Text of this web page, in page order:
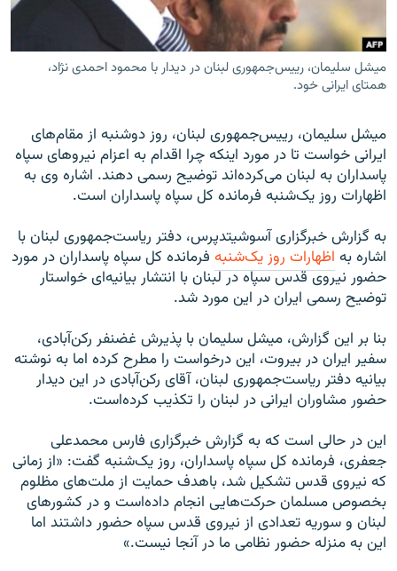
زبان‌های دیگر
میشل سلیمان، رییس‌جمهوری لبنان در دیدار با محمود احمدی نژاد،
همتای ایرانی خود.
میشل سلیمان، رییس‌جمهوری لبنان، روز دوشنبه از مقام‌های
ایرانی خواست تا در مورد اینکه چرا اقدام به اعزام نیروهای سپاه
پاسداران به لبنان می‌کرده‌اند توضیح رسمی دهند. اشاره وی به
اظهارات روز یک‌شنبه فرمانده کل سپاه پاسداران است.
به گزارش خبرگزاری آسوشیتدپرس، دفتر ریاست‌جمهوری لبنان با
اشاره به اظهارات روز یک‌شنبه فرمانده کل سپاه پاسداران در مورد
حضور نیروی قدس سپاه در لبنان با انتشار بیانیه‌ای خواستار
توضیح رسمی ایران در این مورد شد.
بنا بر این گزارش، میشل سلیمان با پذیرش غضنفر رکن‌آبادی،
سفیر ایران در بیروت، این درخواست را مطرح کرده اما به نوشته
بیانیه دفتر ریاست‌جمهوری لبنان، آقای رکن‌آبادی در این دیدار
حضور مشاوران ایرانی در لبنان را تکذیب کرده‌است.
این در حالی است که به گزارش خبرگزاری فارس محمدعلی
جعفری، فرمانده کل سپاه پاسداران، روز یک‌شنبه گفت: «از زمانی
که نیروی قدس تشکیل شد، باهدف حمایت از ملت‌های مظلوم
بخصوص مسلمان حرکت‌هایی انجام داده‌است و در کشورهای
لبنان و سوریه تعدادی از نیروی قدس سپاه حضور داشتند اما
این به منزله حضور نظامی ما در آنجا نیست.»